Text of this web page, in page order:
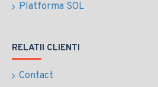
Platforma SOL
RELATII CLIENTI
Contact